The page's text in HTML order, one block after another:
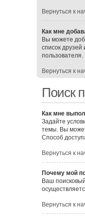
Вернуться к
Как мне
Вы можете
список
Вернуться к
Поиск
Как мне
Задайте
темы. Вы
Способ
Вернуться к
Почему мой
Ваш
Вернуться к